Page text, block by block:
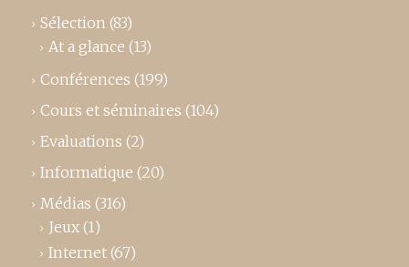
Sélection (83)
At a glance (13)
Conférences (199)
Cours et séminaires (104)
Evaluations (2)
Informatique (20)
Médias (316)
Jeux (1)
Internet (67)